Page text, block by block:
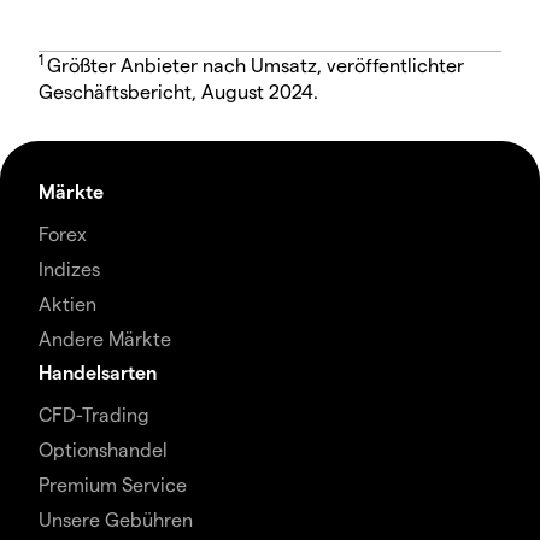
1 Größter Anbieter nach Umsatz, veröffentlichter
Geschäftsbericht, August 2024.
Märkte
Forex
Indizes
Aktien
Andere Märkte
Handelsarten
CFD-Trading
Optionshandel
Premium Service
Unsere Gebühren